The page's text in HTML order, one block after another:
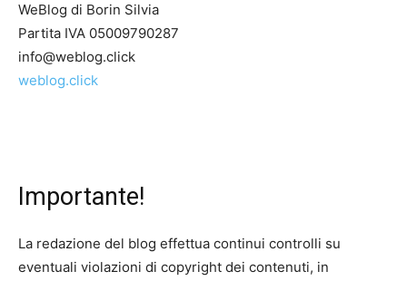
WeBlog di Borin Silvia
Partita IVA 05009790287
info@weblog.click
weblog.click
Importante!
La redazione del blog effettua continui controlli su
eventuali violazioni di copyright dei contenuti, in